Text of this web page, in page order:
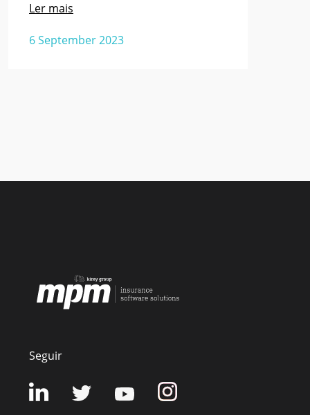
6 September 2023
Ler mais
Seguir